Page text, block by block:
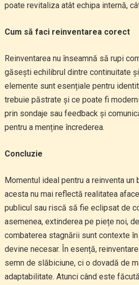
poate revitaliza atât echipa internă,
Cum să faci reinventarea corect
Reinventarea nu înseamnă să rupi
găsești echilibrul dintre continuitate
elemente sunt esențiale pentru
trebuie păstrate și ce poate fi
prin sondaje sau feedback și
pentru a menține încrederea.
Concluzie
Momentul ideal pentru a reinventa un
acesta nu mai reflectă realitatea
publicul sau riscă să fie eclipsat de
asemenea, extinderea pe piețe noi,
combaterea stagnării sunt contexte
devine necesar. În esență,
semn de slăbiciune, ci o dovadă de
adaptabilitate. Atunci când este